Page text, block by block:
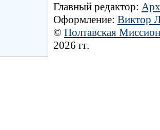
Главный редактор:
Оформление: Виктор
© Полтавская
2026 гг.